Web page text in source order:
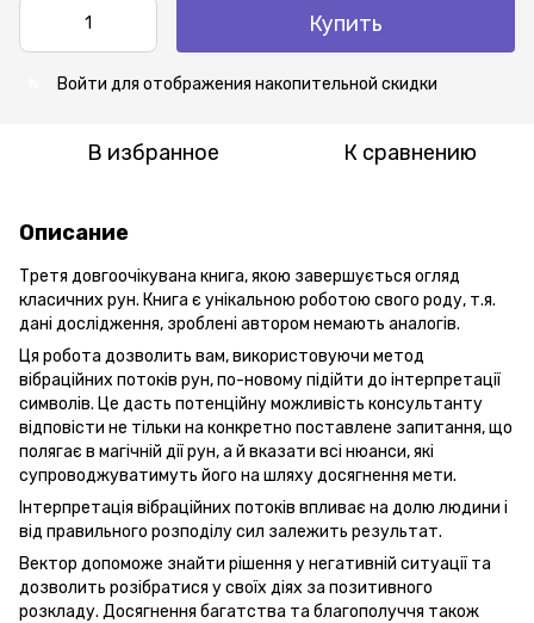
Купить
Войти для отображения накопительной скидки
В избранное К сравнению
Описание
Третя довгоочікувана книга, якою завершується огляд
класичних рун. Книга є унікальною роботою свого роду, т.я.
дані дослідження, зроблені автором немають аналогів.
Ця робота дозволить вам, використовуючи метод
вібраційних потоків рун, по-новому підійти до інтерпретації
символів. Це дасть потенційну можливість консультанту
відповісти не тільки на конкретно поставлене запитання, що
полягає в магічній дії рун, а й вказати всі нюанси, які
супроводжуватимуть його на шляху досягнення мети.
Інтерпретація вібраційних потоків впливає на долю людини і
від правильного розподілу сил залежить результат.
Вектор допоможе знайти рішення у негативній ситуації та
дозволить розібратися у своїх діях за позитивного
розкладу. Досягнення багатства та благополуччя також